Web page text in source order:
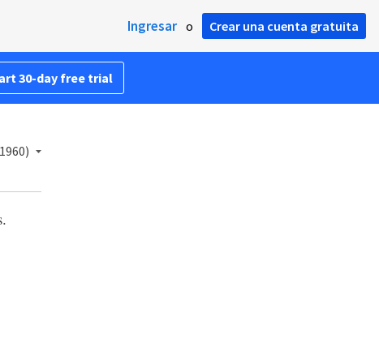
Ingresar o Crear una cuenta gratuita
30-day free trial